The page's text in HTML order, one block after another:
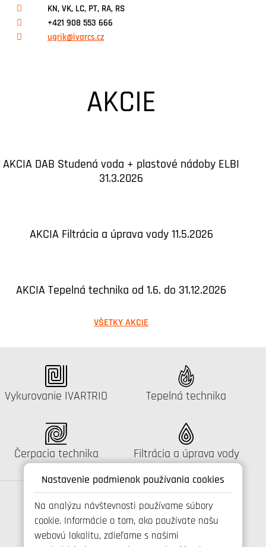
Nastavenie podmienok používania cookies
Na analýzu návštevnosti používame súbory
cookie. Informácie o tom, ako používate našu
webovú lokalitu, zdieľame s našimi
KN, VK, LC, PT, RA, RS
+421 908 553 666
ugrik@ivarcs.cz
AKCIE
AKCIA DAB Studená voda + plastové nádoby ELBI
31.3.2026
AKCIA Filtrácia a úprava vody 11.5.2026
AKCIA Tepelná technika od 1.6. do 31.12.2026
VŠETKY AKCIE
Katalógus:
Vykurovanie IVARTRIO Katalógus:
Tepelná technika
Katalógus:
Čerpacia technika Katalógus:
Filtrácia a úprava vody
Spojte se s námi